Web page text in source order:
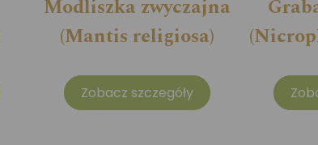
Modliszka zwyczajna
(Mantis religiosa)
Zobacz szczegóły